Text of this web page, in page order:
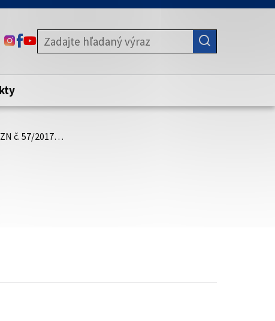
Zabezpečená stránka vždy začína
webového sídla.
ODKAZ SA OTVORÍ NA NOVEJ KARTE
ODKAZ SA OTVORÍ NA NOVEJ KARTE
ODKAZ SA OTVORÍ NA NOVEJ KARTE
č. 57/2017…